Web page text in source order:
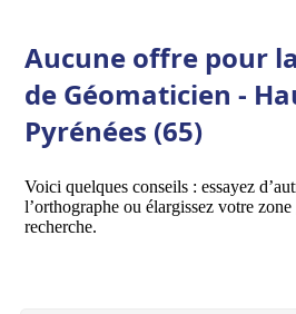
Aucune offre pour
de Géomaticien -
Pyrénées (65)
Voici quelques conseils : essayez
l’orthographe ou élargissez votre
recherche.